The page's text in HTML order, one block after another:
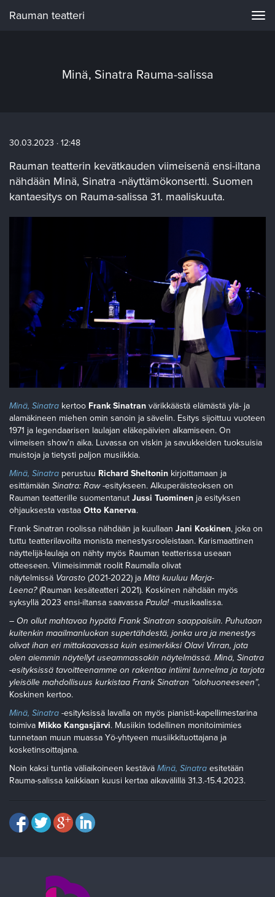
Rauman teatteri
Minä, Sinatra Rauma-salissa
30.03.2023 · 12:48
Rauman teatterin kevätkauden viimeisenä ensi-iltana
nähdään Minä, Sinatra -näyttämökonsertti. Suomen
kantaesitys on Rauma-salissa 31. maaliskuuta.
Minä, Sinatra kertoo Frank Sinatran värikkäästä elämästä ylä- ja
alamäkineen miehen omin sanoin ja sävelin. Esitys sijoittuu vuoteen
1971 ja legendaarisen laulajan eläkepäivien alkamiseen. On
viimeisen show’n aika. Luvassa on viskin ja savukkeiden tuoksuisia
muistoja ja tietysti paljon musiikkia.
Minä, Sinatra perustuu Richard Sheltonin kirjoittamaan ja
esittämään Sinatra: Raw-esitykseen. Alkuperäisteoksen on
Rauman teatterille suomentanut Jussi Tuominen ja esityksen
ohjauksesta vastaa Otto Kanerva.
Frank Sinatran roolissa nähdään ja kuullaan Jani Koskinen, joka on
tuttu teatterilavoilta monista menestysrooleistaan. Karismaattinen
näyttelijä-laulaja on nähty myös Rauman teatterissa useaan
otteeseen. Viimeisimmät roolit Raumalla olivat
näytelmissä Varasto (2021-2022) ja Mitä kuuluu Marja-
Leena?(Rauman kesäteatteri 2021). Koskinen nähdään myös
syksyllä 2023 ensi-iltansa saavassa Paula!-musikaalissa.
– On ollut mahtavaa hypätä Frank Sinatran saappaisiin. Puhutaan
kuitenkin maailmanluokan supertähdestä, jonka ura ja menestys
olivat ihan eri mittakaavassa kuin esimerkiksi Olavi Virran, jota
olen aiemmin näytellyt useammassakin näytelmässä. Minä, Sinatra
-esityksissä tavoitteenamme on rakentaa intiimi tunnelma ja tarjota
yleisölle mahdollisuus kurkistaa Frank Sinatran ”olohuoneeseen”,
Koskinen kertoo.
Minä, Sinatra -esityksissä lavalla on myös pianisti-kapellimestarina
toimiva Mikko Kangasjärvi. Musiikin todellinen monitoimimies
tunnetaan muun muassa Yö-yhtyeen musiikkituottajana ja
kosketinsoittajana.
Noin kaksi tuntia väliaikoineen kestävä Minä, Sinatra esitetään
Rauma-salissa kaikkiaan kuusi kertaa aikavälillä 31.3.-15.4.2023.